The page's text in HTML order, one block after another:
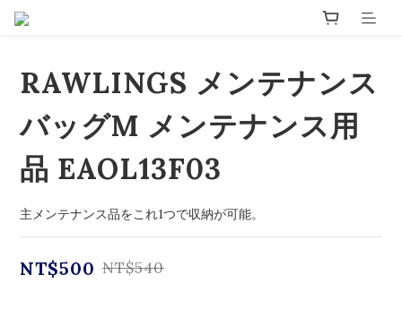
RAWLINGS メンテナンス
バッグM メンテナンス用
品 EAOL13F03
主メンテナンス品をこれ1つで収納が可能。
NT$500 NT$540